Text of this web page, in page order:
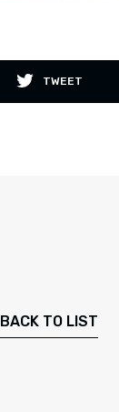
TWEET
BACK TO LIST